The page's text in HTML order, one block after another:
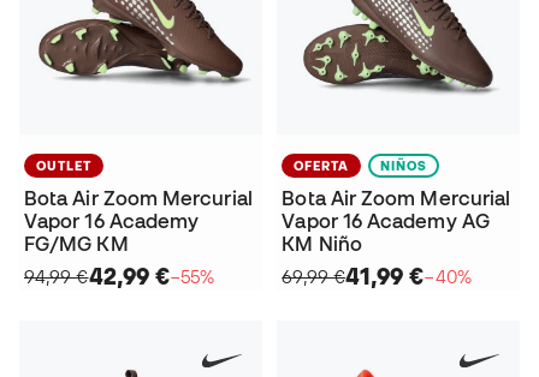
OUTLET
Bota Air Zoom Mercurial
Vapor 16 Academy
FG/MG KM
94,99 €42,99 €−55%
OFERTA NIÑOS
Bota Air Zoom Mercurial
Vapor 16 Academy AG
KM Niño
69,99 €41,99 €−40%